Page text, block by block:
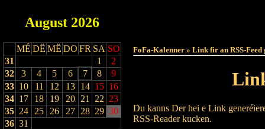
August 2026
MÉ DË MË DO FR SA SO
31
1
2
32
3 4 5 6 7 8
9
33 10 11 12 13 14 15 16
34 17 18 19 20 21 22 23
35 24 25 26 27 28 29 30
36 31
FoFa-Kalenner » Link fir an RSS-Feed
Du kanns Der hei e Link
RSS-Reader kucken.